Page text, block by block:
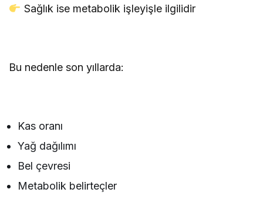
Sağlık ise metabolik işleyişle ilgilidir
Bu nedenle son yıllarda:
Kas oranı
Yağ dağılımı
Bel çevresi
Metabolik belirteçler